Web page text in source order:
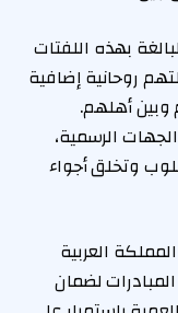
بهذه اللفتات
روحانية إضافية
أهلهم.
الرسمية،
وتخلق أجواء
العربية
لضمان